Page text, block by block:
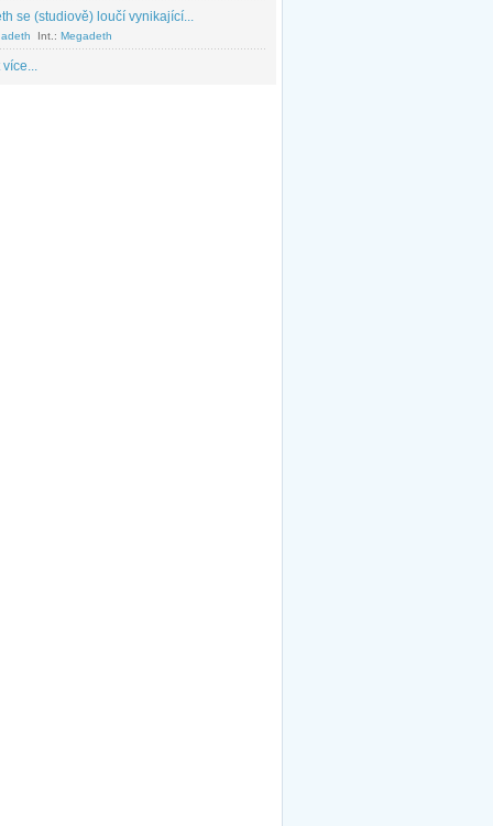
se (studiově) loučí vynikající...
Int.: Megadeth